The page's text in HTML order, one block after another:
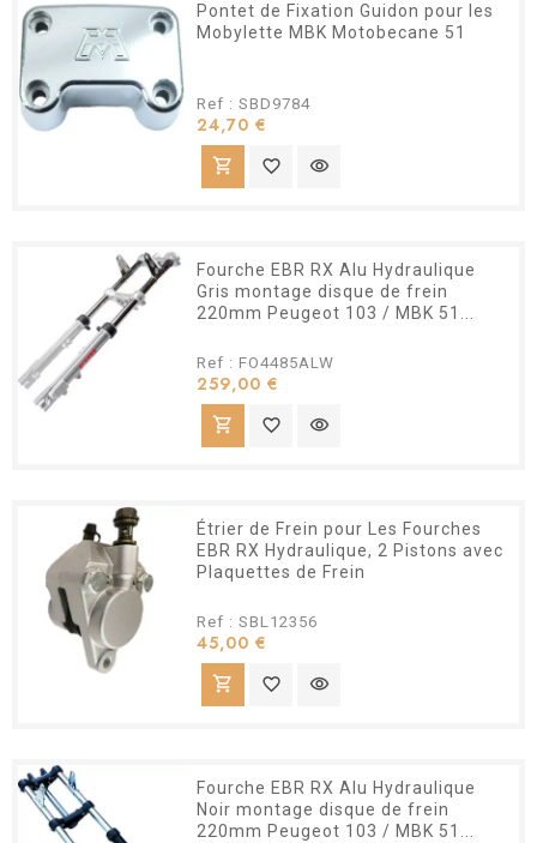
Pontet de Fixation Guidon pour les
Mobylette MBK Motobecane 51
Ref : SBD9784
24,70 €
shopping_cart favorite_border visibility
Fourche EBR RX Alu Hydraulique
Gris montage disque de frein
220mm Peugeot 103 / MBK 51...
Ref : FO4485ALW
259,00 €
shopping_cart favorite_border visibility
Étrier de Frein pour Les Fourches
EBR RX Hydraulique, 2 Pistons avec
Plaquettes de Frein
Ref : SBL12356
45,00 €
shopping_cart favorite_border visibility
Fourche EBR RX Alu Hydraulique
Noir montage disque de frein
220mm Peugeot 103 / MBK 51...